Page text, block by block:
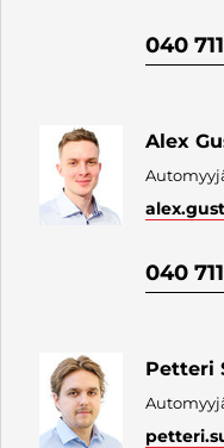
040
Alex
040
Petteri